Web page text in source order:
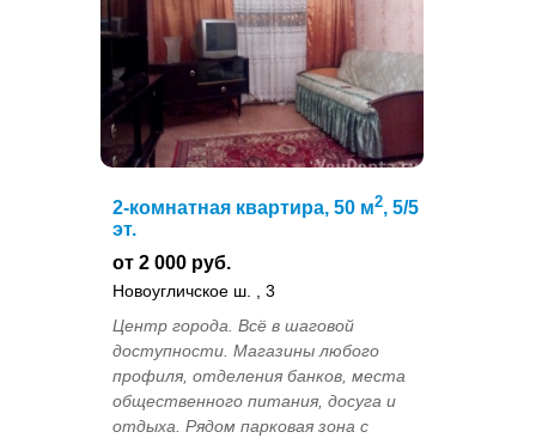
2-комнатная квартира, 50 м2, 5/5
эт.
от 2 000 руб.
Новоугличское ш. , 3
Центр города. Всё в шаговой
доступности. Магазины любого
профиля, отделения банков, места
общественного питания, досуга и
отдыха. Рядом парковая зона с